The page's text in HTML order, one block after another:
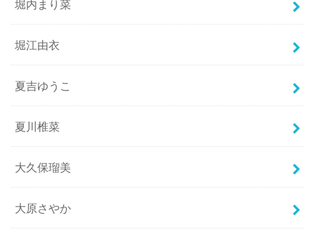
堀内まり菜
堀江由衣
夏吉ゆうこ
夏川椎菜
大久保瑠美
大原さやか